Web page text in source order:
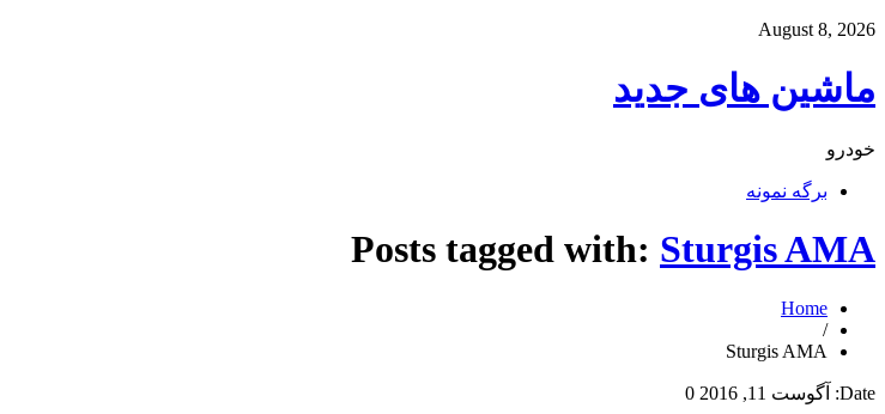
August 8, 2026
ماشین های جدید
خودرو
برگه نمونه
Posts tagged with: Sturgis AMA
Home
/
Sturgis AMA
Date: آگوست 11, 2016 0